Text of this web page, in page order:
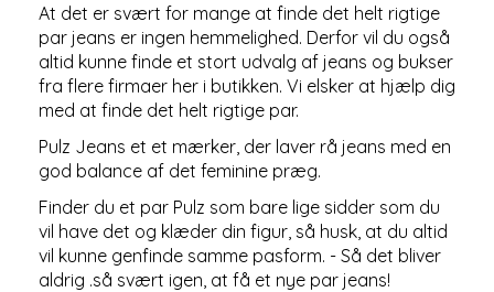
At det er svært for mange at finde det helt rigtige
par jeans er ingen hemmelighed. Derfor vil du også
altid kunne finde et stort udvalg af jeans og bukser
fra flere firmaer her i butikken. Vi elsker at hjælp dig
med at finde det helt rigtige par.
Pulz Jeans et et mærker, der laver rå jeans med en
god balance af det feminine præg.
Finder du et par Pulz som bare lige sidder som du
vil have det og klæder din figur, så husk, at du altid
vil kunne genfinde samme pasform. - Så det bliver
aldrig .så svært igen, at få et nye par jeans!